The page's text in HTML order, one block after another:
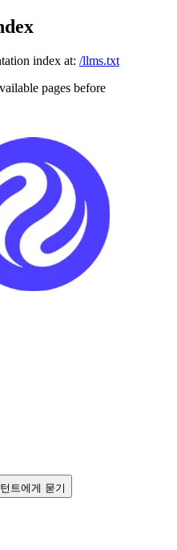
index at: /llms.txt
pages before
트에게 묻기